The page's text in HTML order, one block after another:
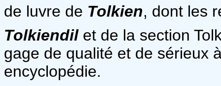
de luvre de Tolkien, dont les
Tolkiendilet de la section
gage de qualité et de sérieux
encyclopédie.